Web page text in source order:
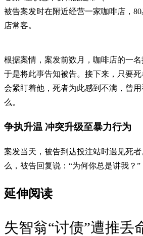
被告案发时在附近经营一家咖啡店，
店常客。
根据案情，案发前数月，咖啡店的一名
于是将此事告知被告。接下来，只要
会紧盯着他，死者为此感到不满，曾
么。
争执升温 冲突升级至暴力行为
案发当天，被告到达投注站时遇见死
么，被告回复说：“为何你总是讲我？”
延伸阅读
失智翁“讨债”遭推丢